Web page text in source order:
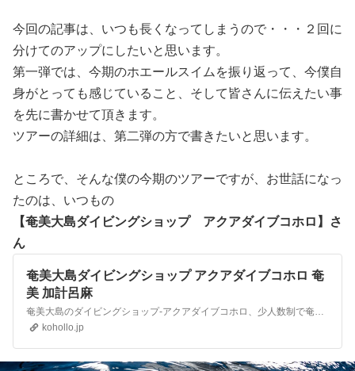
今回の記事は、いつも長くなってしまうので・・・２回に
分けてのアップにしたいと思います。
第一弾では、今期のホエールスイムを振り返って、今僕自
身がとっても感じていること、そして皆さんに伝えたい事
を先に書かせて頂きます。
ツアーの詳細は、第二弾の方で書きたいと思います。
ところで、そんな僕の今期のツアーですが、お世話になっ
たのは、いつもの
【奄美大島ダイビングショップ アクアダイブコホロ】さ
ん
奄美大島ダイビングショップ アクアダイブコホロ 奄
美 加計呂麻
奄美大島のダイビングショップ-アクアダイブコホロ、少人数制で奄美大島でのダイビングをしっかりサポートするダイビングショップです
kohollo.jp